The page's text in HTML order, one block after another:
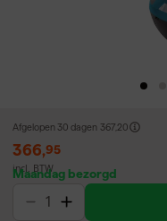
Afgelopen 30 dagen 367,20
366,95
incl. BTW
Maandag bezorgd